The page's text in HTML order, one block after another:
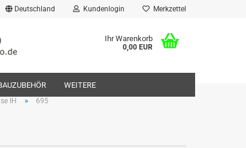
Deutschland Kundenlogin Merkzettel
Ihr Warenkorb
0,00 EUR
WEITERE
IH » 695